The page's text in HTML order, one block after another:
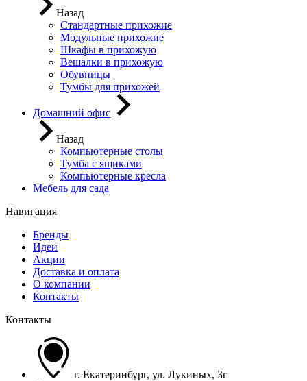
Назад
Стандартные прихожие
Модульные прихожие
Шкафы в прихожую
Вешалки в прихожую
Обувницы
Тумбы для прихожей
Домашний офис
Назад
Компьютерные столы
Тумба с ящиками
Компьютерные кресла
Мебель для сада
Навигация
Бренды
Идеи
Акции
Доставка и оплата
О компании
Контакты
Контакты
г. Екатеринбург, ул. Лукиных, 3г